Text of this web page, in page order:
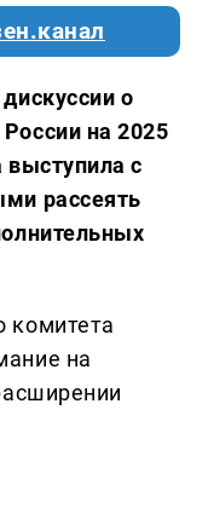
о
на 2025
выступила с
рассеять
комитета
на